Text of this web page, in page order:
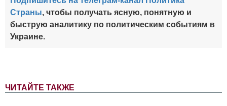
ЧИТАЙТЕ ТАКЖЕ
Страны, чтобы получать ясную, понятную и
быструю аналитику по политическим событиям в
Украине.